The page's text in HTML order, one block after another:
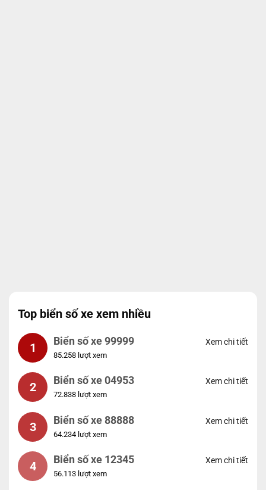
Top biển số xe xem nhiều
1 Biển số xe 99999
85.258 lượt xem
Xem chi tiết
2 Biển số xe 04953
72.838 lượt xem
Xem chi tiết
3 Biển số xe 88888
64.234 lượt xem
Xem chi tiết
4 Biển số xe 12345
56.113 lượt xem
Xem chi tiết